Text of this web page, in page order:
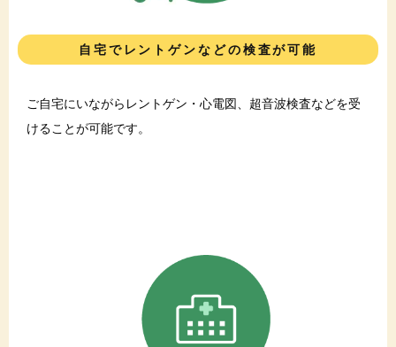
自宅でレントゲンなどの検査が可能
ご自宅にいながらレントゲン・心電図、超音波検査などを受
けることが可能です。